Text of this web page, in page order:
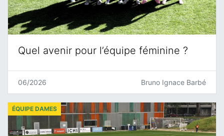
Quel avenir pour l’équipe féminine ?
06/2026 Bruno Ignace Barbé
ÉQUIPE DAMES